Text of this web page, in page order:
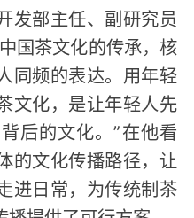
发部主任、副研究员
国茶文化的传承，核
同频的表达。用年轻
文化，是让年轻人先
后的文化。”在他看
的文化传播路径，让
进日常，为传统制茶